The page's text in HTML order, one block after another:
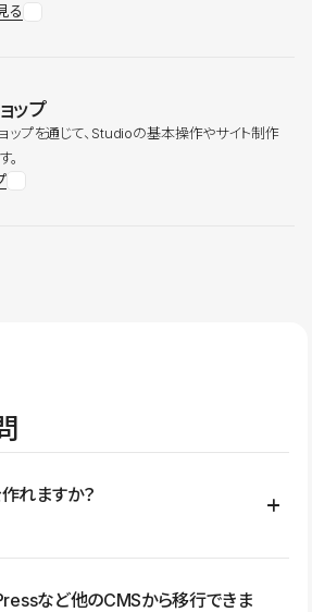
る
ップ
ップを通じて、Studioの基本操作やサイト制作
。
れますか？
ービスサイト、LP、採用サイト、ブロ
など他のCMSから移行できま